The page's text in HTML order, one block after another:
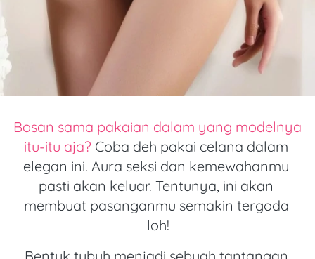
Bosan sama pakaian dalam yang modelnya
itu-itu aja? Coba deh pakai celana dalam
elegan ini. Aura seksi dan kemewahanmu
pasti akan keluar. Tentunya, ini akan
membuat pasanganmu semakin tergoda
loh!